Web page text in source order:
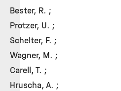
Bester, R. ;
Protzer, U. ;
Schelter, F. ;
Wagner, M. ;
Carell, T. ;
Hruscha, A. ;